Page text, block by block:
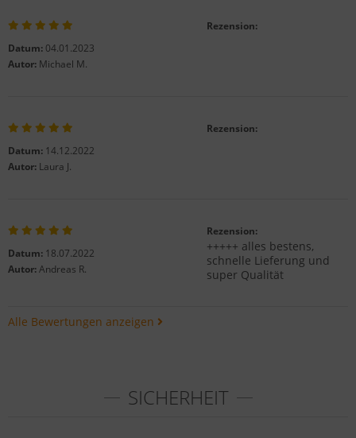
Datum: 04.01.2023
Autor: Michael M.
Rezension:
Datum: 14.12.2022
Autor: Laura J.
Rezension:
Datum: 18.07.2022
Autor:Andreas R.
Rezension:
+++++ alles bestens,
schnelle Lieferung und
super Qualität
Alle Bewertungen anzeigen
SICHERHEIT